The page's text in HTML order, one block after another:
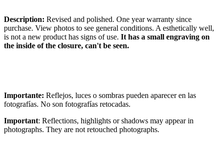
Description: Revised and polished. One year warranty since
purchase. View photos to see general conditions. A esthetically well,
is not a new product has signs of use. It has a small engraving on
the inside of the closure, can't be seen.
Importante: Reflejos, luces o sombras pueden aparecer en las
fotografías. No son fotografías retocadas.
Important: Reflections, highlights or shadows may appear in
photographs. They are not retouched photographs.